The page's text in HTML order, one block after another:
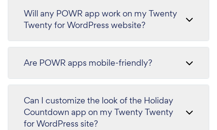
Will any POWR app work on my Twenty
Twenty for WordPress website?
Are POWR apps mobile-friendly?
Can I customize the look of the Holiday
Countdown app on my Twenty Twenty
for WordPress site?